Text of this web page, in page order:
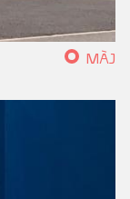
MÀJ